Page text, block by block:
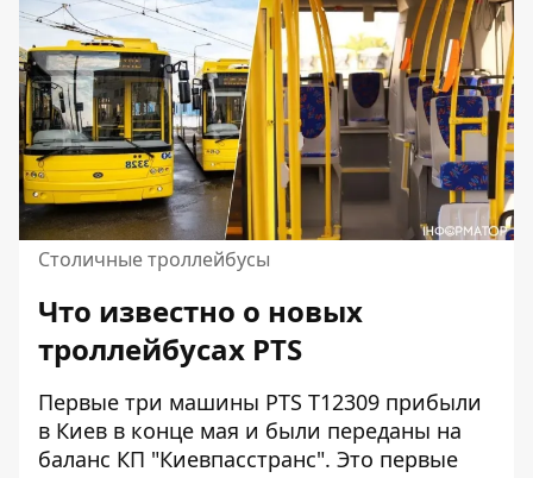
Столичные троллейбусы
Что известно о новых
троллейбусах PTS
Первые три машины PTS T12309 прибыли
в Киев в конце мая и были переданы на
баланс КП "Киевпасстранс". Это первые